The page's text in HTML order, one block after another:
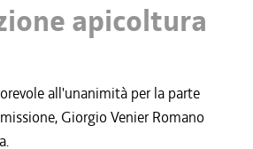
apicoltura
all'unanimità per la parte
Giorgio Venier Romano